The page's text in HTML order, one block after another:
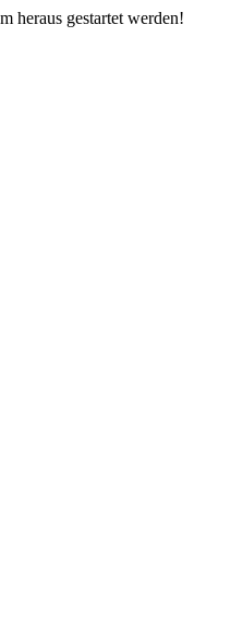
heraus gestartet werden!